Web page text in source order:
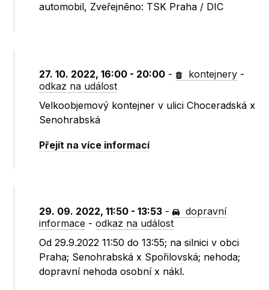
automobil, Zveřejněno: TSK Praha / DIC
27. 10. 2022, 16:00 - 20:00 - kontejnery -
odkaz na událost
Velkoobjemový kontejner v ulici Choceradská x
Senohrabská
Přejít na více informací
29. 09. 2022, 11:50 - 13:53 -
dopravní
informace -odkaz na událost
Od 29.9.2022 11:50 do 13:55; na silnici v obci
Praha; Senohrabská x Spořilovská; nehoda;
dopravní nehoda osobní x nákl.